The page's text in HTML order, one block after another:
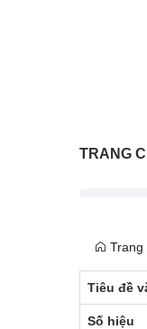
TRANG
Trang
Tiêu đề
Số hiệu